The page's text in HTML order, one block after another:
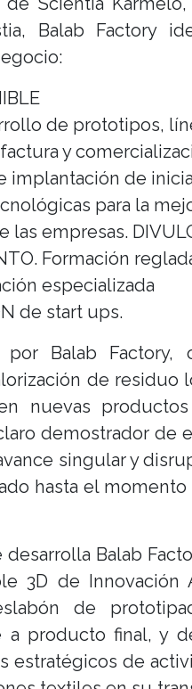
Balab Factory
de prototipos,
y
implantación de
para la
empresas.
Formación
especializada
de start ups.
por Balab Factory,
de residuo
nuevas
demostrador de
singular y
hasta el
desarrolla Balab
3D de Innovación
de
a producto final, y
estratégicos de